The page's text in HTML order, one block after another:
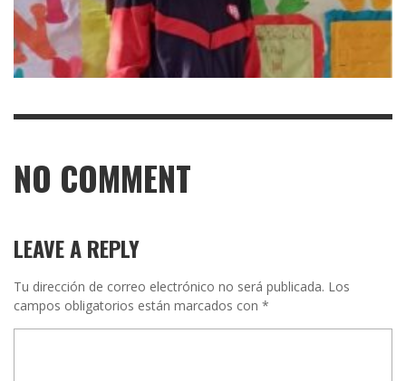
NO COMMENT
LEAVE A REPLY
Tu dirección de correo electrónico no será publicada. Los
campos obligatorios están marcados con *